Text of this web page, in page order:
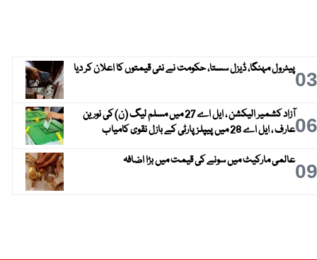
03پیٹرول مہنگا، ڈیزل سستا، حکومت نے نئی قیمتوں کا اعلان کر دیا
06
آزاد کشمیر الیکشن ، ایل اے 27 میں مسلم لیگ (ن) کی نورین
عارف ، ایل اے 28 میں پیپلز پارٹی کے بازل نقوی کامیاب
09عالمی مارکیٹ میں سونے کی قیمت میں بڑا اضافہ